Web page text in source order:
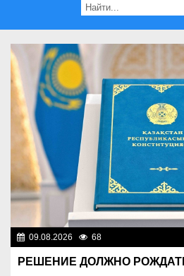
09.08.2026 68
РЕШЕНИЕ ДОЛЖНО